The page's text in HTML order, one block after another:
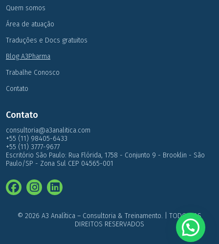
Quem somos
Área de atuação
Traduções e Docs gratuitos
Blog A3Pharma
Trabalhe Conosco
Contato
Contato
consultoria@a3analitica.com
+55 (11) 98405-6433
+55 (11) 3777-9677
Escritório São Paulo: Rua Flórida, 1758 - Conjunto 9 - Brooklin - São
Paulo/SP - Zona Sul CEP 04565-001
© 2026 A3 Analítica – Consultoria & Treinamento. | TODOS OS
DIREITOS RESERVADOS